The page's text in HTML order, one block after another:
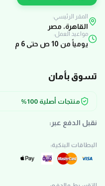
المقر الرئيسي:
القاهرة، مصر
مواعيد العمل:
يومياً من 10 ص حتى 6 م
تسوق بأمان
منتجات أصلية 100%
نقبل الدفع عبر:
البطاقات البنكية: